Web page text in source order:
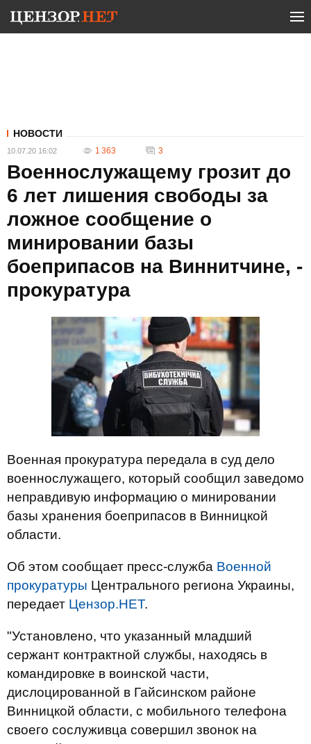
НОВОСТИ
10.07.20 16:02 1 363 3
Военнослужащему грозит до
6 лет лишения свободы за
ложное сообщение о
минировании базы
боеприпасов на Виннитчине, -
прокуратура
Военная прокуратура передала в суд дело
военнослужащего, который сообщил заведомо
неправдивую информацию о минировании
базы хранения боеприпасов в Винницкой
области.
Об этом сообщает пресс-служба Военной
прокуратуры Центрального региона Украины,
передает Цензор.НЕТ.
"Установлено, что указанный младший
сержант контрактной службы, находясь в
командировке в воинской части,
дислоцированной в Гайсинском районе
Винницкой области, с мобильного телефона
своего сослуживца совершил звонок на